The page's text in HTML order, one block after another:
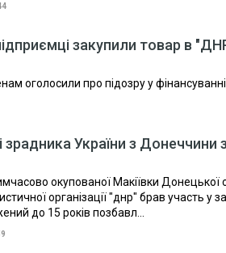
закупили товар в
оголосили про підозру у
зрадника України з Донеччини
окупованої Макіївки Донецької
організації "днр" брав участь у
до 15 років позбавл...